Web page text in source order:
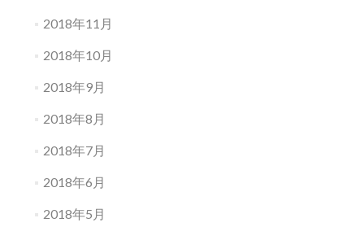
2018年11月
2018年10月
2018年9月
2018年8月
2018年7月
2018年6月
2018年5月